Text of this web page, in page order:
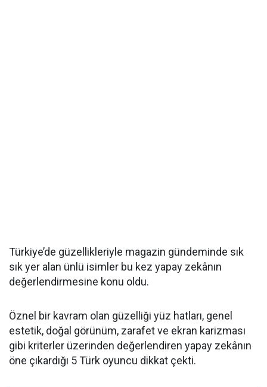
Türkiye’de güzellikleriyle magazin gündeminde sık
sık yer alan ünlü isimler bu kez yapay zekânın
değerlendirmesine konu oldu.
Öznel bir kavram olan güzelliği yüz hatları, genel
estetik, doğal görünüm, zarafet ve ekran karizması
gibi kriterler üzerinden değerlendiren yapay zekânın
öne çıkardığı 5 Türk oyuncu dikkat çekti.